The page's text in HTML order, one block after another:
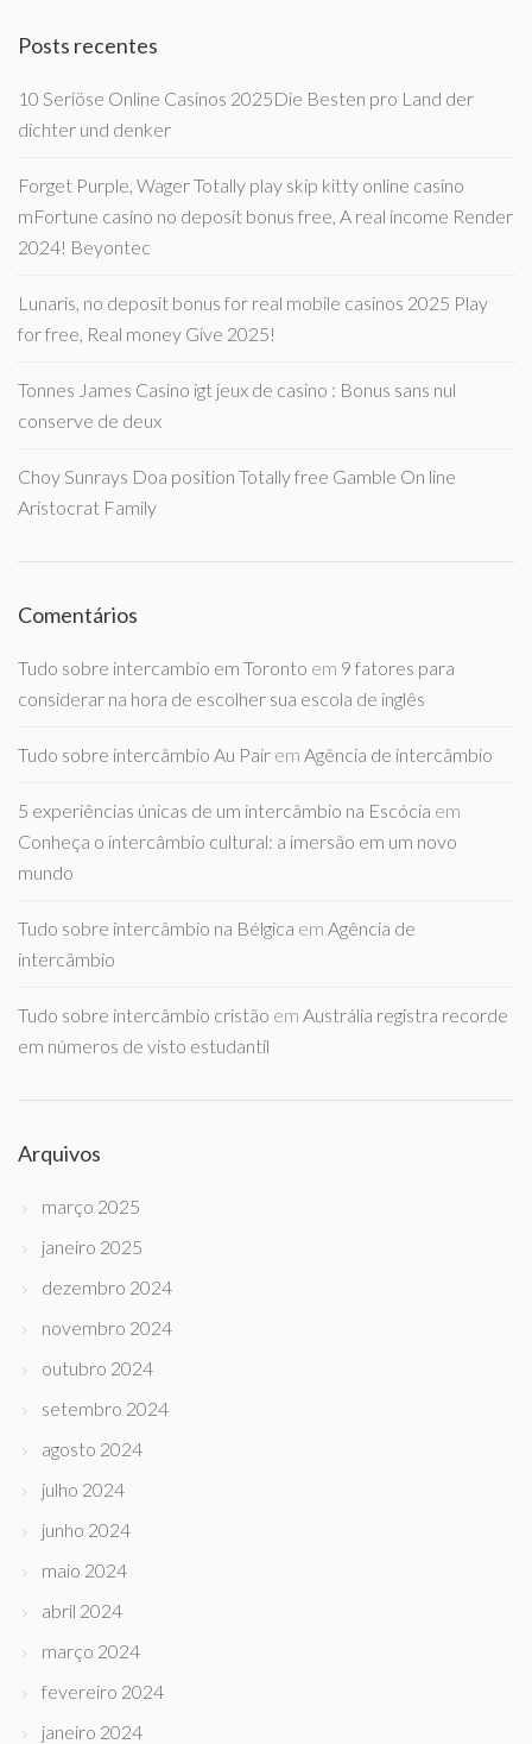
Posts recentes
10 Seriöse Online Casinos 2025Die Besten pro Land der
dichter und denker
Forget Purple, Wager Totally play skip kitty online casino
mFortune casino no deposit bonus free, A real income Render
2024! Beyontec
Lunaris, no deposit bonus for real mobile casinos 2025 Play
for free, Real money Give 2025!
Tonnes James Casino igt jeux de casino : Bonus sans nul
conserve de deux
Choy Sunrays Doa position Totally free Gamble On line
Aristocrat Family
Comentários
Tudo sobre intercambio em Toronto em 9 fatores para
considerar na hora de escolher sua escola de inglês
Tudo sobre intercâmbio Au Pair em Agência de intercâmbio
5 experiências únicas de um intercâmbio na Escócia em
Conheça o intercâmbio cultural: a imersão em um novo
mundo
Tudo sobre intercâmbio na Bélgica em Agência de
intercâmbio
Tudo sobre intercâmbio cristão em Austrália registra recorde
em números de visto estudantil
Arquivos
março 2025
janeiro 2025
dezembro 2024
novembro 2024
outubro 2024
setembro 2024
agosto 2024
julho 2024
junho 2024
maio 2024
abril 2024
março 2024
fevereiro 2024
janeiro 2024